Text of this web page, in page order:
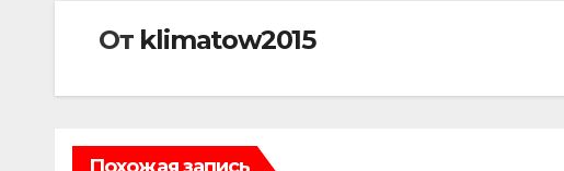
От klimatow2015
Похожая запись